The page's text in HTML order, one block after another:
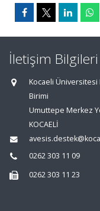
İletişim Bilgileri
Kocaeli Üniversitesi
Birimi
Umuttepe Merkez
KOCAELİ
0262 303 11 09
0262 303 11 23